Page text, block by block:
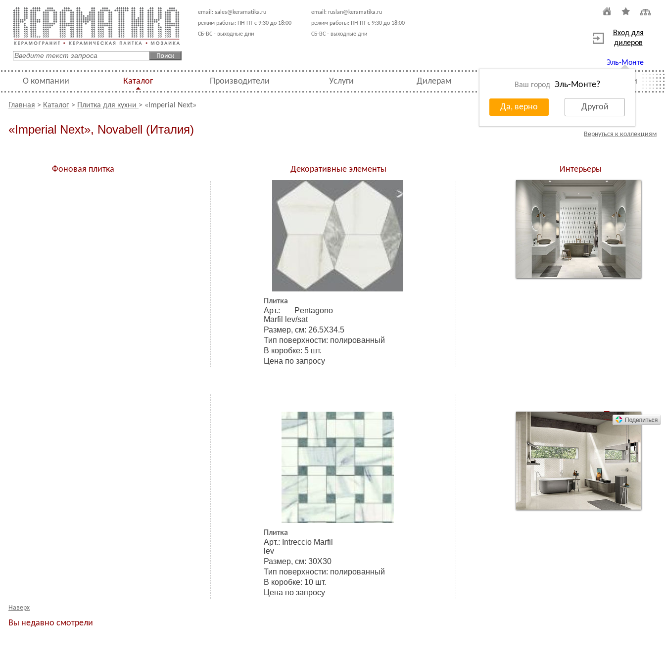
email: sales@keramatika.ru
режим работы: ПН-ПТ с 9:30 до 18:00
СБ-ВС - выходные дни
email: ruslan@keramatika.ru
режим работы: ПН-ПТ с 9:30 до 18:00
СБ-ВС - выходные дни
Вход для
дилеров
Эль-Монте
Ваш город Эль-Монте?
Да, верно Другой
О компании Каталог Производители Услуги Дилерам Распродажа Вакансии
Главная > Каталог > Плитка для кухни > «Imperial Next»
«Imperial Next», Novabell (Италия) Вернуться к коллекциям
Интерьеры
Фоновая плитка Декоративные элементы
Плитка
Арт.: Pentagono
Marfil lev/sat
Размер, см: 26.5Х34.5
Тип поверхности: полированный
В коробке: 5 шт.
Цена по запросу
Плитка
Арт.: Intreccio Marfil
lev
Размер, см: 30Х30
Тип поверхности: полированный
В коробке: 10 шт.
Цена по запросу
Наверх
Вы недавно смотрели